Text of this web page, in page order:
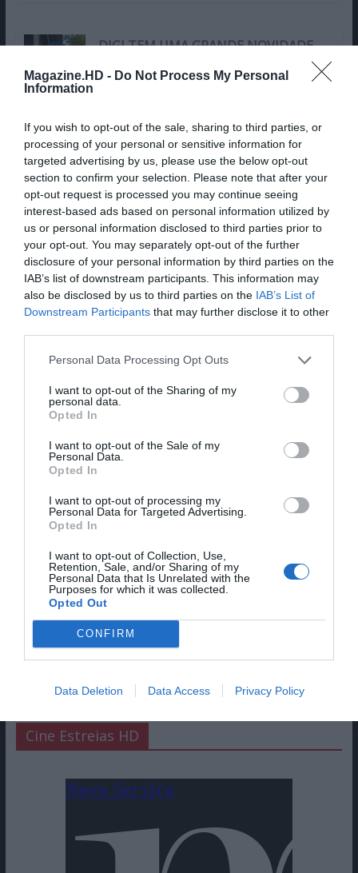
Magazine.HD - Do Not Process My Personal
Information
If you wish to opt-out of the sale, sharing to third parties, or
processing of your personal or sensitive information for
targeted advertising by us, please use the below opt-out
section to confirm your selection. Please note that after your
opt-out request is processed you may continue seeing
interest-based ads based on personal information utilized by
us or personal information disclosed to third parties prior to
your opt-out. You may separately opt-out of the further
disclosure of your personal information by third parties on the
IAB’s list of downstream participants. This information may
also be disclosed by us to third parties on the IAB’s List of
Downstream Participants that may further disclose it to other
Personal Data Processing Opt Outs
I want to opt-out of the Sharing of my
personal data.
Opted In
I want to opt-out of the Sale of my
Personal Data.
Opted In
I want to opt-out of processing my
Personal Data for Targeted Advertising.
Opted In
I want to opt-out of Collection, Use,
Retention, Sale, and/or Sharing of my
Personal Data that Is Unrelated with the
Purposes for which it was collected.
Opted Out
CONFIRM
Data Deletion Data Access Privacy Policy
DIGI TEM UMA GRANDE NOVIDADE
PARA OS SEUS CLIENTES
ACTION LANÇA A POWERBANK
(20.000 MAH) MAIS BARATA DO
MERCADO
Share This Post: 0
Cine Estreias HD